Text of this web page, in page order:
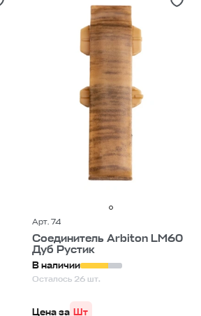
Арт. 74
Соединитель Arbiton LM60
Дуб Рустик
В наличии
Осталось 26 шт.
Цена за Шт